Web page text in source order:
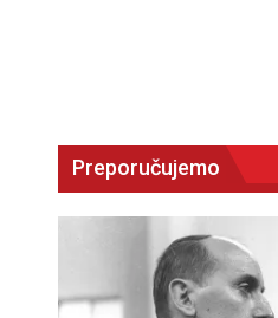
Preporučujemo